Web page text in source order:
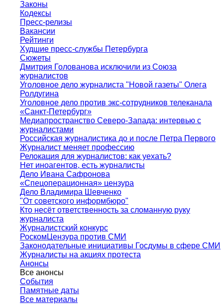
Законы
Кодексы
Пресс-релизы
Вакансии
Рейтинги
Худшие пресс-службы Петербурга
Сюжеты
Дмитрия Голованова исключили из Союза
журналистов
Уголовное дело журналиста "Новой газеты" Олега
Ролдугина
Уголовное дело против экс-сотрудников телеканала
«Санкт-Петербург»
Медиапространство Северо-Запада: интервью с
журналистами
Российская журналистика до и после Петра Первого
Журналист меняет профессию
Релокация для журналистов: как уехать?
Нет иноагентов, есть журналисты
Дело Ивана Сафронова
«Спецоперационная» цензура
Дело Владимира Шевченко
"От советского информбюро"
Кто несёт ответственность за сломанную руку
журналиста
Журналистский конкурс
РоскомЦензура против СМИ
Законодательные инициативы Госдумы в сфере СМИ
Журналисты на акциях протеста
Анонсы
Все анонсы
События
Памятные даты
Все материалы